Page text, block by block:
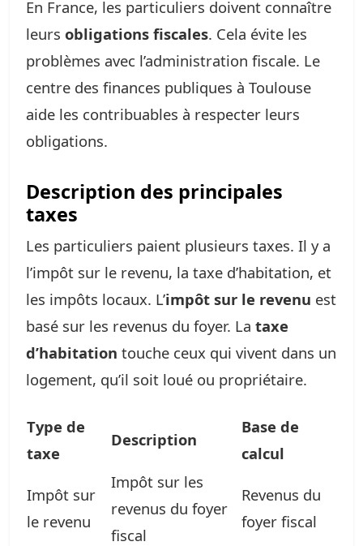
En France, les particuliers doivent connaître
leurs obligations fiscales. Cela évite les
problèmes avec l’administration fiscale. Le
centre des finances publiques à Toulouse
aide les contribuables à respecter leurs
obligations.
Description des principales
taxes
Les particuliers paient plusieurs taxes. Il y a
l’impôt sur le revenu, la taxe d’habitation, et
les impôts locaux. L’impôt sur le revenu est
basé sur les revenus du foyer. La taxe
d’habitation touche ceux qui vivent dans un
logement, qu’il soit loué ou propriétaire.
Type de
taxe
Description
Base de
calcul
Impôt sur
le revenu
Impôt sur les
revenus du foyer
fiscal
Revenus du
foyer fiscal